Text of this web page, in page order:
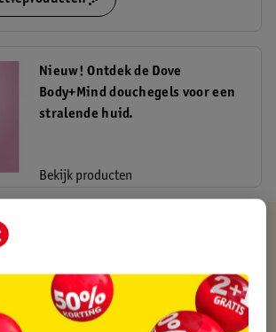
Nieuw! Ontdek de Dove
Body+Mind douchegels voor een
stralende huid.
Bekijk producten
voordelig
de winkel
22:00 uur besteld, volgende dag in huis
vanaf 50.00